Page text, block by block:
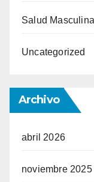
Salud Masculina
Uncategorized
Archivo
abril 2026
noviembre 2025